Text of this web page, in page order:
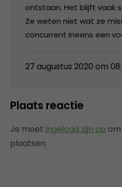
ontstaan. Het blijft vaak
Ze weten niet wat ze
concurrent ineens een
27 augustus 2020 om
Plaats reactie
Je moet ingelogd zijn op
plaatsen.